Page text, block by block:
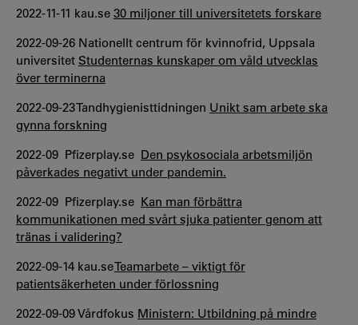
2022-11-11 kau.se 30 miljoner till universitetets forskare
2022-09-26 Nationellt centrum för kvinnofrid, Uppsala
universitet Studenternas kunskaper om våld utvecklas
över terminerna
2022-09-23 Tandhygienisttidningen Unikt sam arbete ska
gynna forskning
2022-09 Pfizerplay.se Den psykosociala arbetsmiljön
påverkades negativt under pandemin.
2022-09 Pfizerplay.se Kan man förbättra
kommunikationen med svårt sjuka patienter genom att
tränas i validering?
2022-09-14 kau.seTeamarbete – viktigt för
patientsäkerheten under förlossning
2022-09-09 Vårdfokus Ministern: Utbildning på mindre